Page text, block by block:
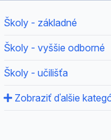
Školy - základné
Školy - vyššie odborné
Školy - učilišťa
Zobraziť ďalšie